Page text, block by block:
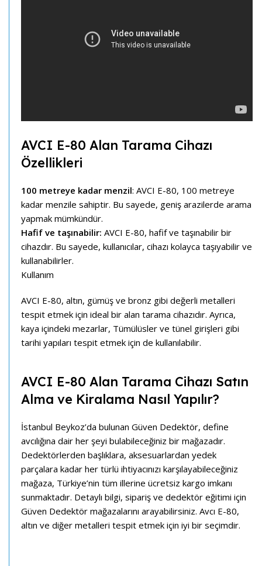
AVCI E-80 Alan Tarama Cihazı
Özellikleri
100 metreye kadar menzil: AVCI E-80, 100 metreye
kadar menzile sahiptir. Bu sayede, geniş arazilerde arama
yapmak mümkündür.
Hafif ve taşınabilir: AVCI E-80, hafif ve taşınabilir bir
cihazdır. Bu sayede, kullanıcılar, cihazı kolayca taşıyabilir ve
kullanabilirler.
Kullanım
AVCI E-80, altın, gümüş ve bronz gibi değerli metalleri
tespit etmek için ideal bir alan tarama cihazıdır. Ayrıca,
kaya içindeki mezarlar, Tümülüsler ve tünel girişleri gibi
tarihi yapıları tespit etmek için de kullanılabilir.
AVCI E-80 Alan Tarama Cihazı Satın
Alma ve Kiralama Nasıl Yapılır?
İstanbul Beykoz’da bulunan Güven Dedektör, define
avcılığına dair her şeyi bulabileceğiniz bir mağazadır.
Dedektörlerden başlıklara, aksesuarlardan yedek
parçalara kadar her türlü ihtiyacınızı karşılayabileceğiniz
mağaza, Türkiye’nin tüm illerine ücretsiz kargo imkanı
sunmaktadır. Detaylı bilgi, sipariş ve dedektör eğitimi için
Güven Dedektör mağazalarını arayabilirsiniz. Avcı E-80,
altın ve diğer metalleri tespit etmek için iyi bir seçimdir.